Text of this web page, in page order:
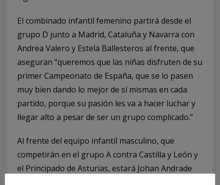
El combinado infantil femenino partirá desde el
grupo D junto a Madrid, Cataluña y Navarra con
Andrea Valero y Estela Ballesteros al frente, que
aseguran “queremos que las niñas disfruten de su
primer Campeonato de España, que se lo pasen
muy bien dando lo mejor de sí mismas en cada
partido, porque su pasión les va a hacer luchar y
llegar alto a pesar de ser un grupo complicado.”
Al frente del equipo infantil masculino, que
competirán en el grupo A contra Castilla y León y
el Principado de Asturias, estará Johan Andrade